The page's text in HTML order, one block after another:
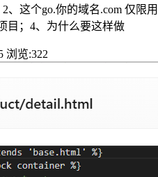
2、这个go.你的域名.com 仅
目；4、为什么要这样做
浏览:322